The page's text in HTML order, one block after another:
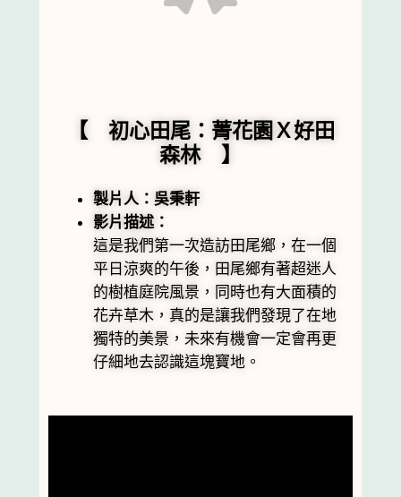
【 初心田尾：菁花園Ｘ好田
森林 】
製片人：吳秉軒
影片描述：
這是我們第一次造訪田尾鄉，在一個
平日涼爽的午後，田尾鄉有著超迷人
的樹植庭院風景，同時也有大面積的
花卉草木，真的是讓我們發現了在地
獨特的美景，未來有機會一定會再更
仔細地去認識這塊寶地。